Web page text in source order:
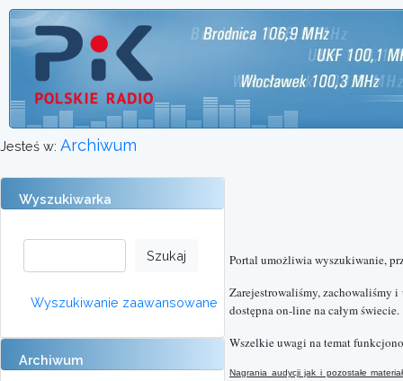
Jesteś w: Archiwum
Wyszukiwarka
Wyszukiwanie zaawansowane
Archiwum
Portal umożliwia wyszukiwanie,
Zarejestrowaliśmy, zachowaliśmy
dostępna on-line na całym świecie.
Wszelkie uwagi na temat
Nagrania audycji jak i pozostałe